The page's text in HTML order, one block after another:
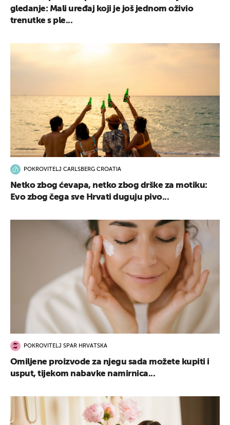
gledanje: Mali uređaj koji je još jednom oživio
trenutke s ple...
POKROVITELJ CARLSBERG CROATIA
Netko zbog ćevapa, netko zbog drške za motiku:
Evo zbog čega sve Hrvati duguju pivo...
POKROVITELJ SPAR HRVATSKA
Omiljene proizvode za njegu sada možete kupiti i
usput, tijekom nabavke namirnica...